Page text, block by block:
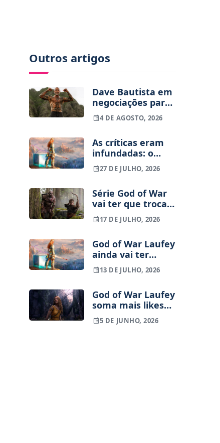
Outros artigos
Dave Bautista em
negociações para
Kratos na série
God of War da
4 DE AGOSTO, 2026
As críticas eram
infundadas: o
próximo God of
War com Kratos
diretamente à
história de Laufey
27 DE JULHO, 2026
Série God of War
vai ter que trocar
ator principal
devido a lesão
17 DE JULHO, 2026
God of War Laufey
ainda vai ter
edição em disco
13 DE JULHO, 2026
God of War Laufey
soma mais likes
no Youtube do
que God of War
5 DE JUNHO, 2026